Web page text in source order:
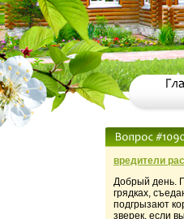
вредители
Добрый день.
грядках,
подгрызают
зверек, если